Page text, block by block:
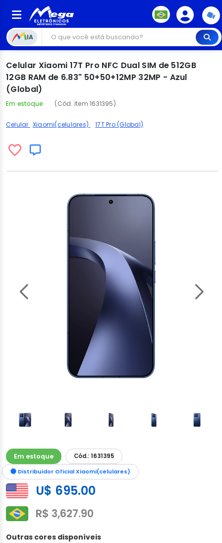
IA
Celular Xiaomi 17T Pro NFC Dual SIM de 512GB
12GB RAM de 6.83" 50+50+12MP 32MP - Azul
(Global)
Em estoque (Cód. Item 1631395)
Celular Xiaomi(celulares) 17T Pro (Global)
Em estoque
Cód.: 1631395
Distribuidor Oficial Xiaomi(celulares)
U$ 695.00
R$ 3,627.90
Outras cores disponíveis